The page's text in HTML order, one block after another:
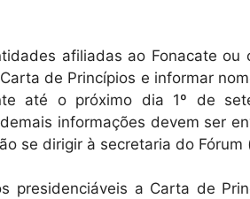
afiliadas ao Fonacate
de Princípios e informar
até o próximo dia 1º de
informações devem ser
se dirigir à secretaria do Fórum
presidenciáveis a Carta de